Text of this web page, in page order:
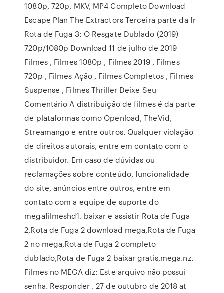
1080p, 720p, MKV, MP4 Completo Download
Escape Plan The Extractors Terceira parte da fr
Rota de Fuga 3: O Resgate Dublado (2019)
720p/1080p Download 11 de julho de 2019
Filmes , Filmes 1080p , Filmes 2019 , Filmes
720p , Filmes Ação , Filmes Completos , Filmes
Suspense , Filmes Thriller Deixe Seu
Comentário A distribuição de filmes é da parte
de plataformas como Openload, TheVid,
Streamango e entre outros. Qualquer violação
de direitos autorais, entre em contato com o
distribuidor. Em caso de dúvidas ou
reclamações sobre conteúdo, funcionalidade
do site, anúncios entre outros, entre em
contato com a equipe de suporte do
megafilmeshd1. baixar e assistir Rota de Fuga
2,Rota de Fuga 2 download mega,Rota de Fuga
2 no mega,Rota de Fuga 2 completo
dublado,Rota de Fuga 2 baixar gratis,mega.nz.
Filmes no MEGA diz: Este arquivo não possui
senha. Responder . 27 de outubro de 2018 at